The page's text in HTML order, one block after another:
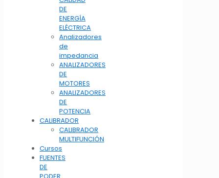
DE
ENERGÍA
ELÉCTRICA
Analizadores
de
impedancia
ANALIZADORES
DE
MOTORES
ANALIZADORES
DE
POTENCIA
CALIBRADOR
CALIBRADOR
MULTIFUNCIÓN
Cursos
FUENTES
DE